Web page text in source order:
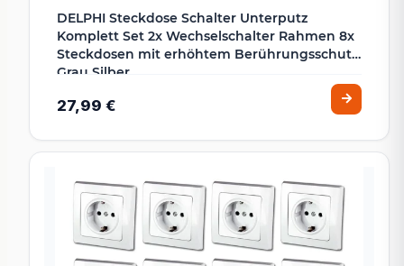
DELPHI Steckdose Schalter Unterputz
Komplett Set 2x Wechselschalter Rahmen 8x
Steckdosen mit erhöhtem Berührungsschutz
Grau Silber
27,99 €